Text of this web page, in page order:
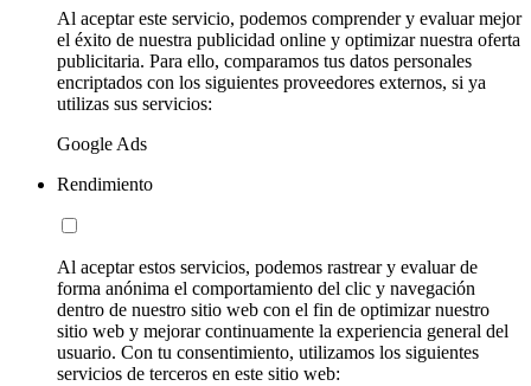
Al aceptar este servicio, podemos comprender y evaluar mejor
el éxito de nuestra publicidad online y optimizar nuestra oferta
publicitaria. Para ello, comparamos tus datos personales
encriptados con los siguientes proveedores externos, si ya
utilizas sus servicios:
Google Ads
Rendimiento
Al aceptar estos servicios, podemos rastrear y evaluar de
forma anónima el comportamiento del clic y navegación
dentro de nuestro sitio web con el fin de optimizar nuestro
sitio web y mejorar continuamente la experiencia general del
usuario. Con tu consentimiento, utilizamos los siguientes
servicios de terceros en este sitio web: